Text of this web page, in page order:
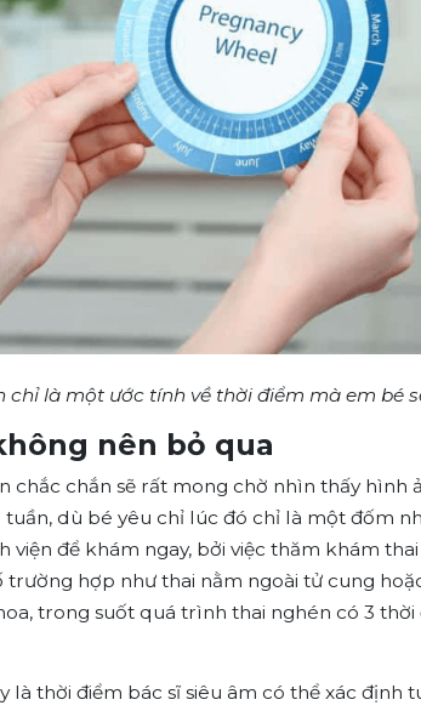
chỉ là một ước tính về thời điểm mà em bé
nên bỏ qua
chắc chắn sẽ rất mong chờ nhìn thấy hình
tuần, dù bé yêu chỉ lúc đó chỉ là một đốm
viện để khám ngay, bởi việc thăm khám
hợp như thai nằm ngoài tử cung
trong suốt quá trình thai nghén có 3
là thời điểm bác sĩ siêu âm có thể xác định